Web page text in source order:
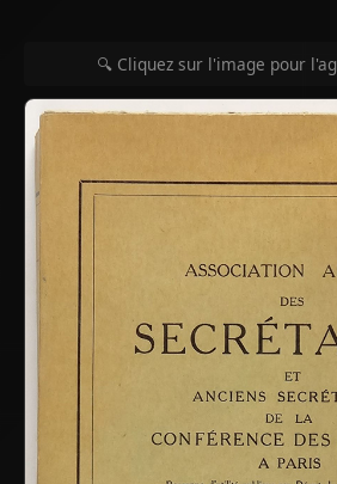
🔍 Cliquez sur l'image pour